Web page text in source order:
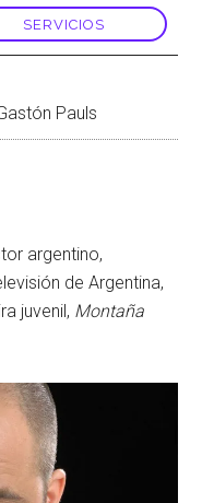
SERVICIOS
Pauls
argentino,
de Argentina,
juvenil, Montaña